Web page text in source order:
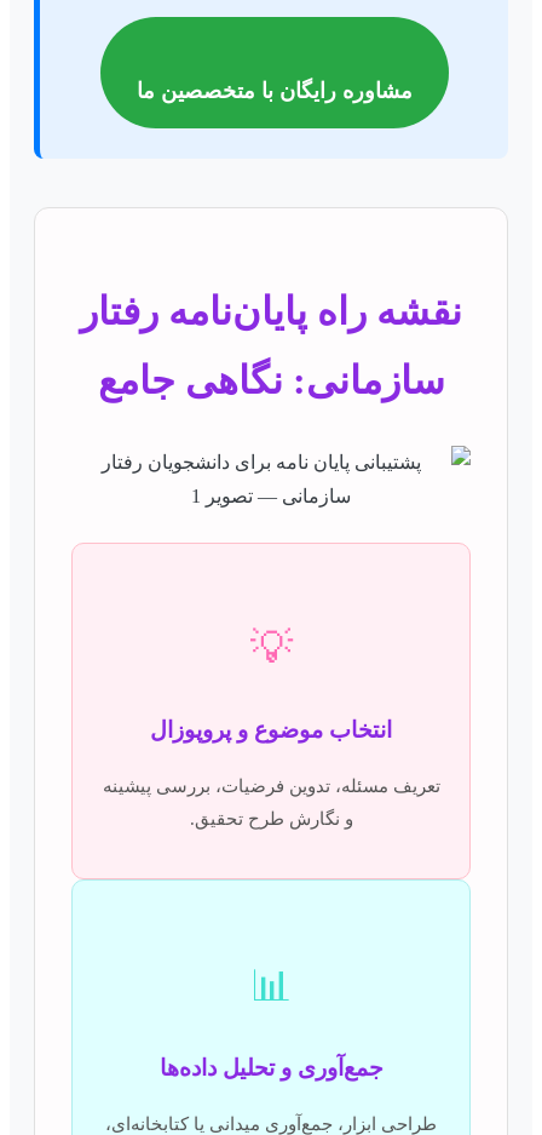
مشاوره رایگان با متخصصین ما
نقشه راه پایان‌نامه رفتار
سازمانی: نگاهی جامع
💡
انتخاب موضوع و پروپوزال
تعریف مسئله، تدوین فرضیات، بررسی پیشینه
و نگارش طرح تحقیق.
📊
جمع‌آوری و تحلیل داده‌ها
طراحی ابزار، جمع‌آوری میدانی یا کتابخانه‌ای،